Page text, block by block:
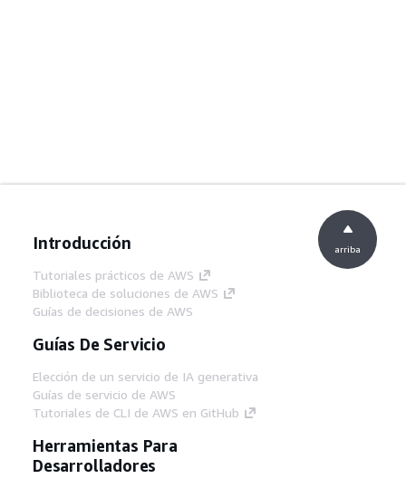
Introducción
Tutoriales prácticos de AWS
Biblioteca de soluciones de AWS
Guías de decisiones de AWS
Guías De Servicio
Elección de un servicio de IA generativa
Guías de servicio de AWS
Tutoriales de CLI de AWS en GitHub
Herramientas Para
Desarrolladores
arriba